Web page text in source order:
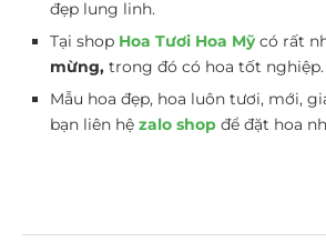
đẹp lung linh.
Tại shop Hoa Tươi Hoa Mỹcó rất
mừng, trong đó có hoa tốt nghiệp.
Mẫu hoa đẹp, hoa luôn tươi, mới,
bạn liên hệ zalo shop để đặt hoa